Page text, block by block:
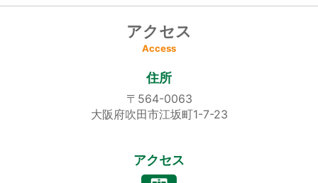
中央急病診療所へお問い合わせください。
電話番号 06-6534-0321
2025年7月3日
10月9日（木）、10日（金）、11日（土）、14日
（火）、18日（土）、視能訓練士お休みいただき
アクセス
Access
住所
〒564-0063
大阪府吹田市江坂町1-7-23
アクセス